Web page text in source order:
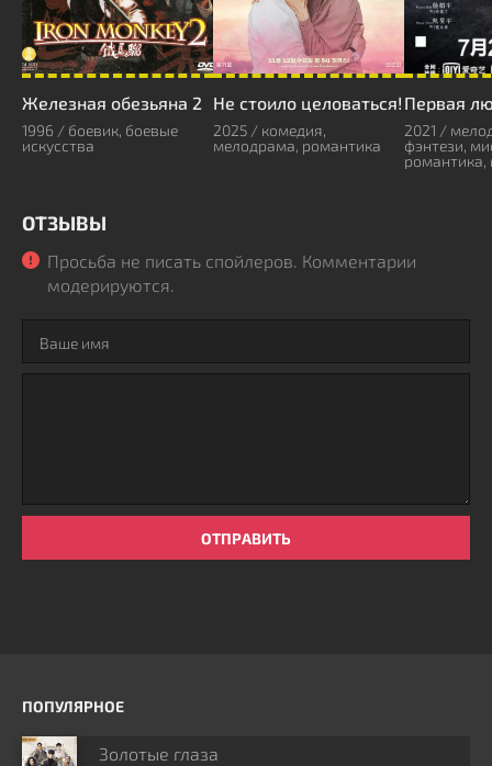
Железная обезьяна 2
1996 / боевик, боевые
искусства
Не стоило целоваться!
2025 / комедия,
мелодрама, романтика
2021 /
фэнтези,
романтика,
ОТЗЫВЫ
Просьба не писать спойлеров. Комментарии
модерируются.
ОТПРАВИТЬ
ПОПУЛЯРНОЕ
Золотые глаза